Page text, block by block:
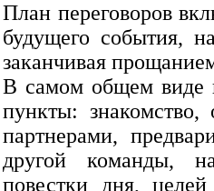
План переговоров
будущего события,
заканчивая
В самом общем виде
пункты:
партнерами,
другой команды,
повестки дня,